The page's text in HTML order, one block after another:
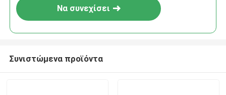
Να συνεχίσει
Συνιστώμενα προϊόντα